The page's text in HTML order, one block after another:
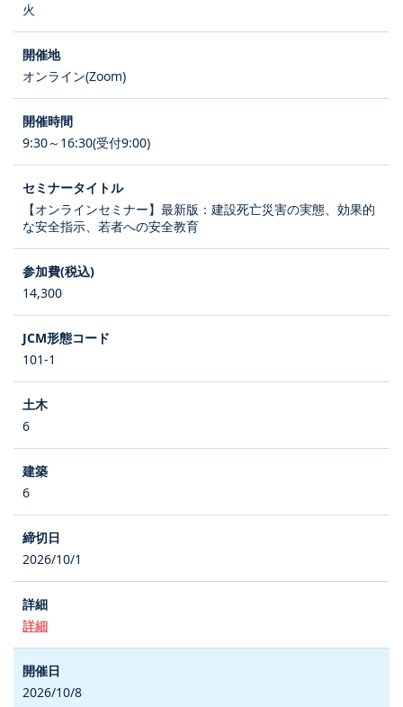
火
オンライン(Zoom)
9:30～16:30(受付9:00)
【オンラインセミナー】最新版：建設死亡災害の実態、効果的
な安全指示、若者への安全教育
14,300
101-1
6
6
2026/10/1
詳細
2026/10/8